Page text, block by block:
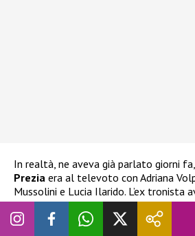
In realtà, ne aveva già parlato giorni
Prezia era al televoto con Adriana
Mussolini e Lucia Ilarido. L’ex tronista
l’intenzione di ritirarsinel caso Blu
Ha espresso la stessa decisione anche